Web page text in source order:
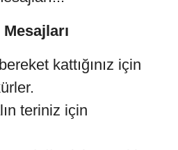
kattığınız için
teriniz için